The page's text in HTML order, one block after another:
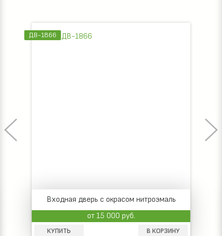
ДВ-1866
Входная дверь с окрасом нитроэмаль
от 15 000 руб.
КУПИТЬ В КОРЗИНУ